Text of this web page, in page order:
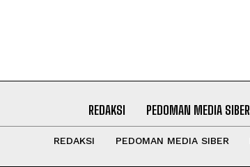
REDAKSI PEDOMAN MEDIA SIBER
REDAKSI PEDOMAN MEDIA SIBER